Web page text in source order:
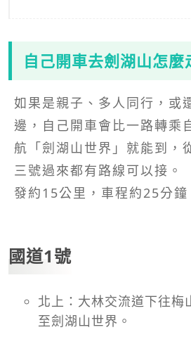
自己開車去劍湖山怎麼
如果是親子、多人同行，或
邊，自己開車會比一路轉乘
航「劍湖山世界」就能到，
三號過來都有路線可以接。
發約15公里，車程約25分鐘
國道1號
北上：大林交流道下往梅
至劍湖山世界。